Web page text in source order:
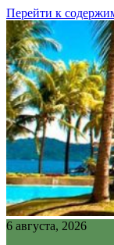
Перейти к
6 августа, 2026